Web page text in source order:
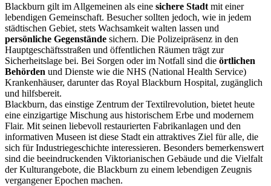
Blackburn gilt im Allgemeinen als eine sichere Stadt mit einer
lebendigen Gemeinschaft. Besucher sollten jedoch, wie in jedem
städtischen Gebiet, stets Wachsamkeit walten lassen und
persönliche Gegenstände sichern. Die Polizeipräsenz in den
Hauptgeschäftsstraßen und öffentlichen Räumen trägt zur
Sicherheitslage bei. Bei Sorgen oder im Notfall sind die örtlichen
Behörden und Dienste wie die NHS (National Health Service)
Krankenhäuser, darunter das Royal Blackburn Hospital, zugänglich
und hilfsbereit.
Blackburn, das einstige Zentrum der Textilrevolution, bietet heute
eine einzigartige Mischung aus historischem Erbe und modernem
Flair. Mit seinen liebevoll restaurierten Fabrikanlagen und den
informativen Museen ist diese Stadt ein attraktives Ziel für alle, die
sich für Industriegeschichte interessieren. Besonders bemerkenswert
sind die beeindruckenden Viktorianischen Gebäude und die Vielfalt
der Kulturangebote, die Blackburn zu einem lebendigen Zeugnis
vergangener Epochen machen.